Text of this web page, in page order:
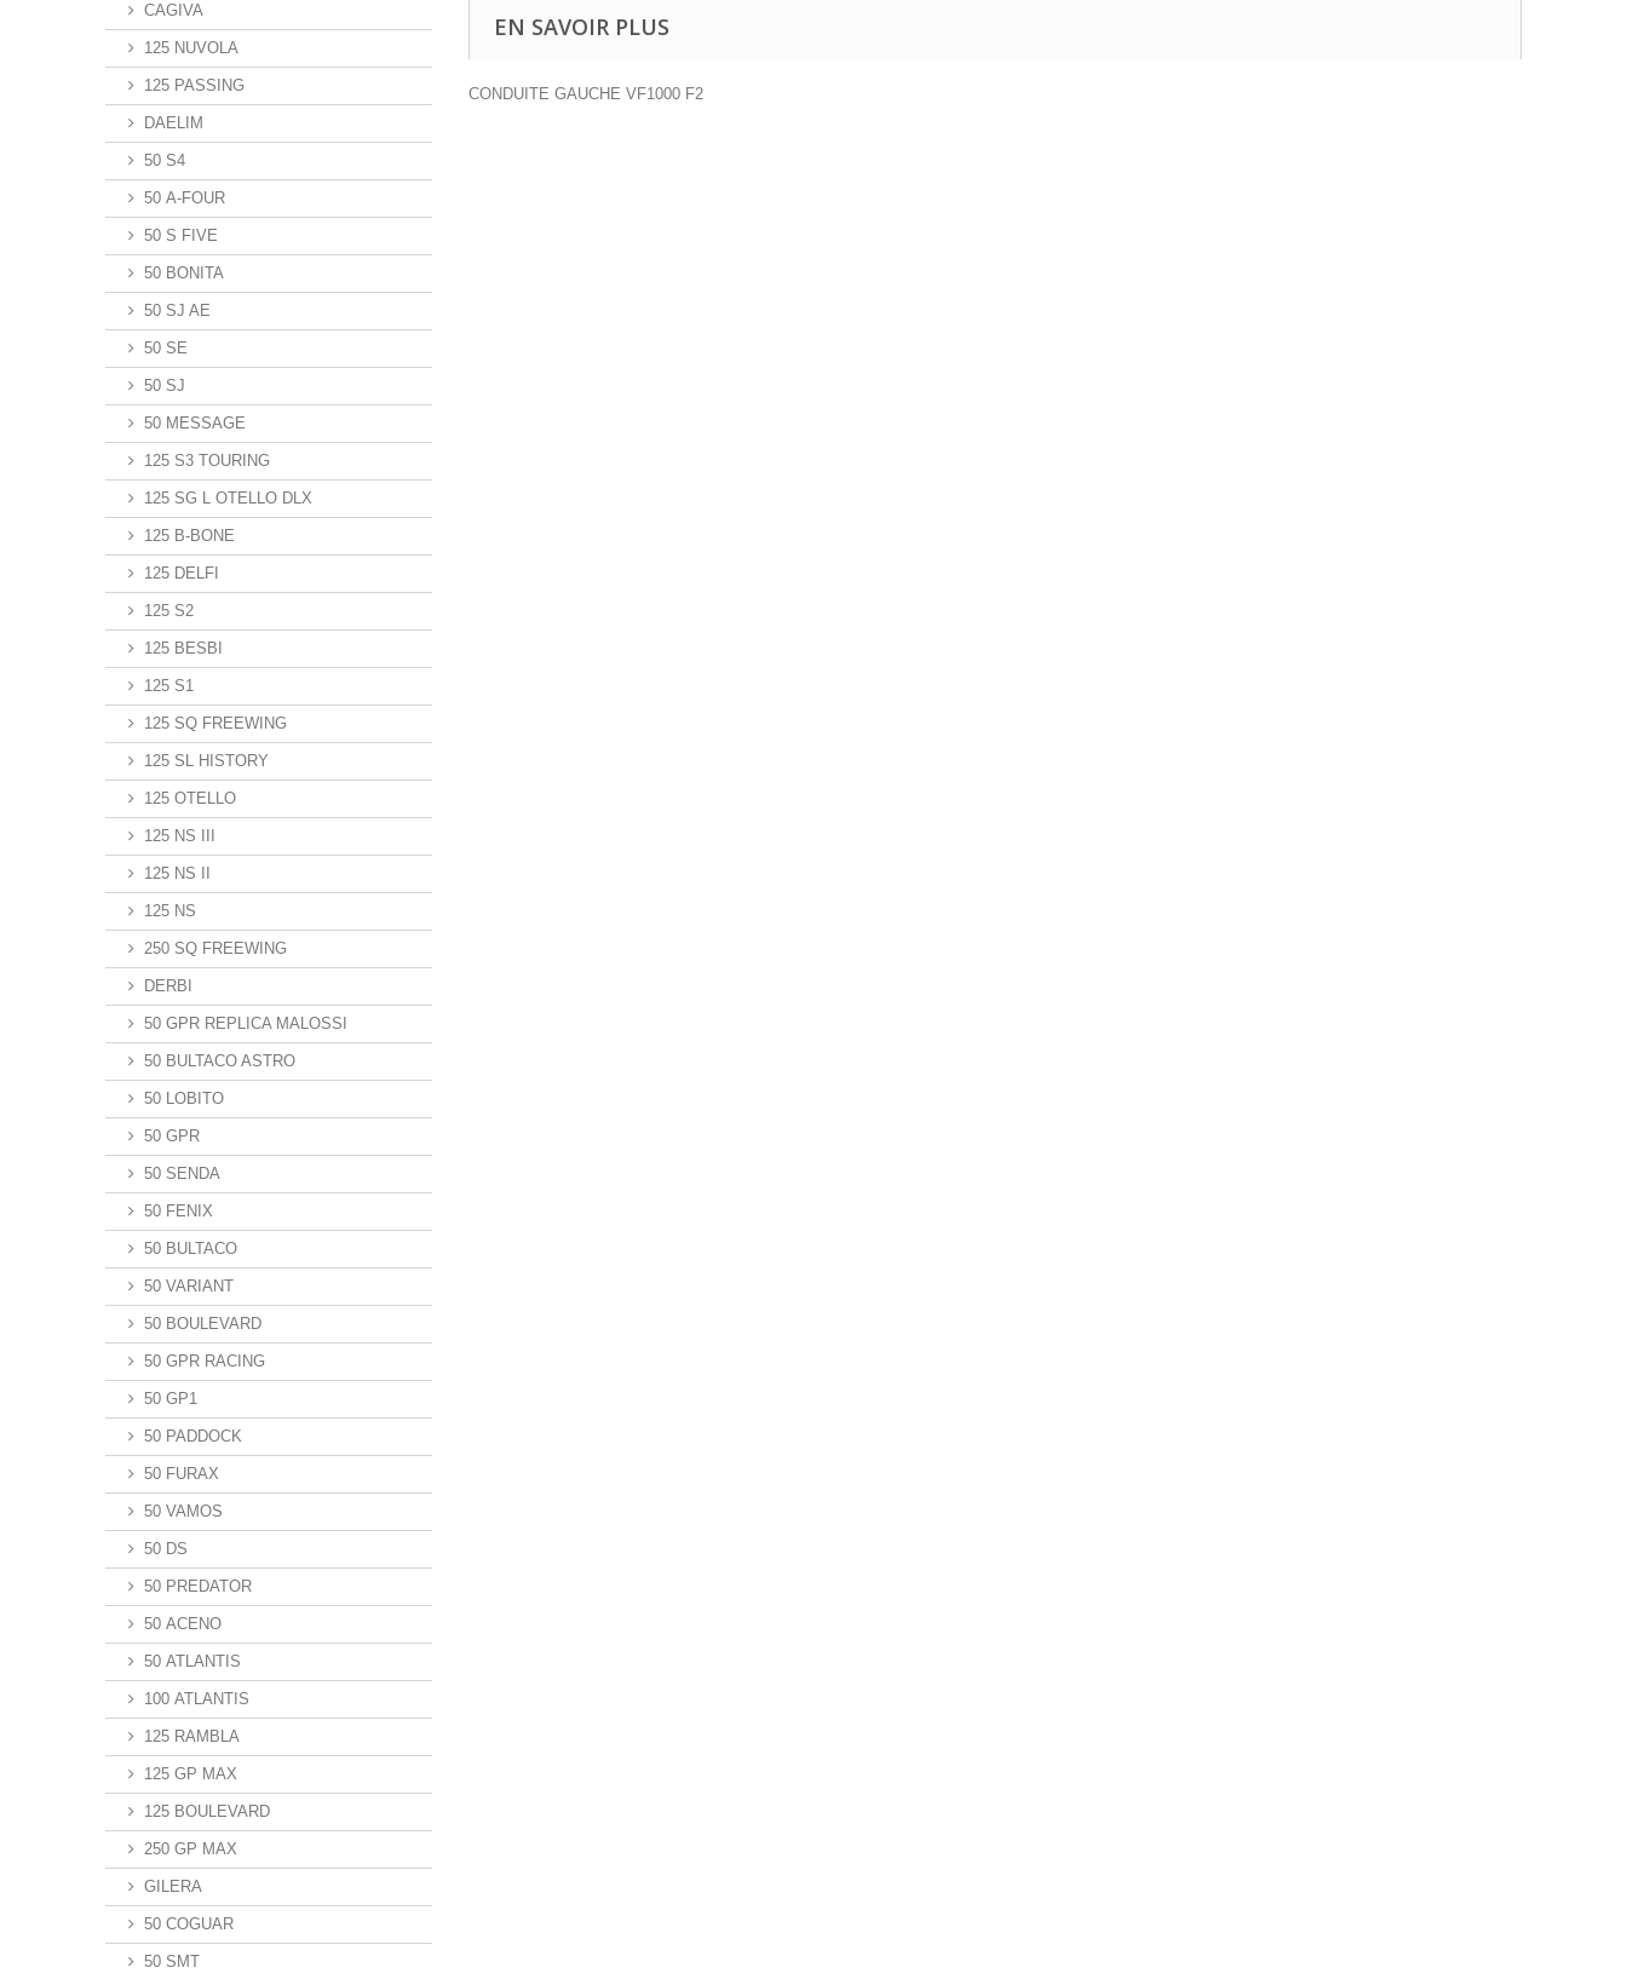
CAGIVA
125 NUVOLA
125 PASSING
DAELIM
50 S4
50 A-FOUR
50 S FIVE
50 BONITA
50 SJ AE
50 SE
50 SJ
50 MESSAGE
125 S3 TOURING
125 SG L OTELLO DLX
125 B-BONE
125 DELFI
125 S2
125 BESBI
125 S1
125 SQ FREEWING
125 SL HISTORY
125 OTELLO
125 NS III
125 NS II
125 NS
250 SQ FREEWING
DERBI
50 GPR REPLICA MALOSSI
50 BULTACO ASTRO
50 LOBITO
50 GPR
50 SENDA
50 FENIX
50 BULTACO
50 VARIANT
50 BOULEVARD
50 GPR RACING
50 GP1
50 PADDOCK
50 FURAX
50 VAMOS
50 DS
50 PREDATOR
50 ACENO
50 ATLANTIS
100 ATLANTIS
125 RAMBLA
125 GP MAX
125 BOULEVARD
250 GP MAX
GILERA
50 COGUAR
50 SMT
EN SAVOIR PLUS
CONDUITE GAUCHE VF1000 F2